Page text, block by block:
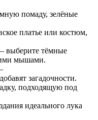
помаду, зелёные
платье или костюм,
выберите тёмные
мышами.
загадочности.
подходящую под
идеального лука